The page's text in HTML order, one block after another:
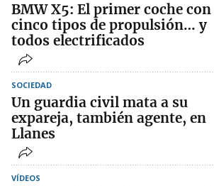
BMW X5: El primer coche con
cinco tipos de propulsión… y
todos electrificados
SOCIEDAD
Un guardia civil mata a su
expareja, también agente, en
Llanes
VÍDEOS